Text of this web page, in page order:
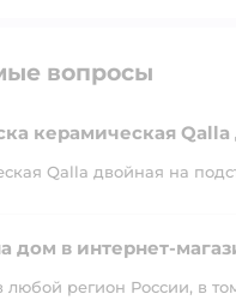
вопросы
керамическая Qalla
Qalla двойная на
дом в интернет-
любой регион России, в